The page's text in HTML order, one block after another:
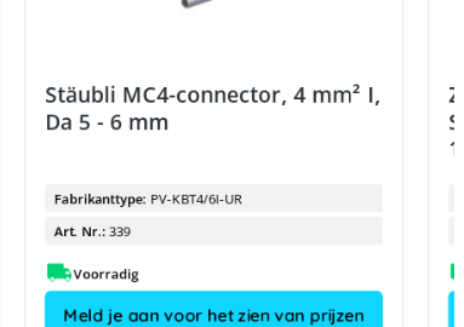
Stäubli MC4-connector, 4 mm² I,
Da 5 - 6 mm
Fabrikanttype: PV-KBT4/6I-UR
Art. Nr.: 339
Voorradig
Meld je aan voor het zien van prijzen